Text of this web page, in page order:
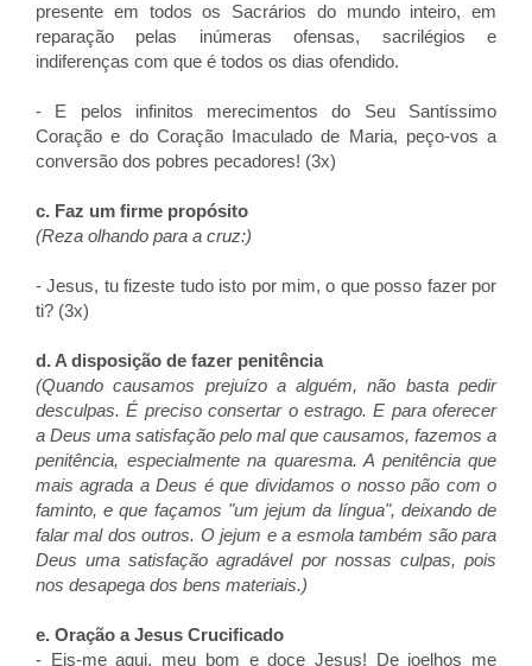
presente em todos os Sacrários do mundo inteiro, em
reparação pelas inúmeras ofensas, sacrilégios e
indiferenças com que é todos os dias ofendido.
- E pelos infinitos merecimentos do Seu Santíssimo
Coração e do Coração Imaculado de Maria, peço-vos a
conversão dos pobres pecadores! (3x)
c. Faz um firme propósito
(Reza olhando para a cruz:)
- Jesus, tu fizeste tudo isto por mim, o que posso fazer por
ti? (3x)
d. A disposição de fazer penitência
(Quando causamos prejuízo a alguém, não basta pedir
desculpas. É preciso consertar o estrago. E para oferecer
a Deus uma satisfação pelo mal que causamos, fazemos a
penitência, especialmente na quaresma. A penitência que
mais agrada a Deus é que dividamos o nosso pão com o
faminto, e que façamos "um jejum da língua", deixando de
falar mal dos outros. O jejum e a esmola também são para
Deus uma satisfação agradável por nossas culpas, pois
nos desapega dos bens materiais.)
e. Oração a Jesus Crucificado
- Eis-me aqui, meu bom e doce Jesus! De joelhos me